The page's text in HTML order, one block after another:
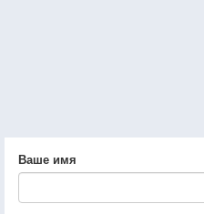
Ваше имя